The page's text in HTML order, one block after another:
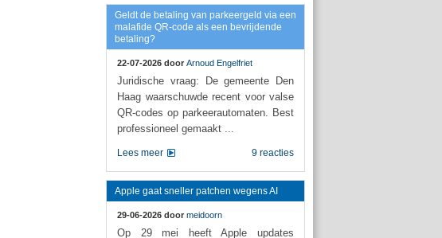
Geldt de betaling van parkeergeld via een
malafide QR-code als een bevrijdende
betaling?
22-07-2026 door Arnoud Engelfriet
Juridische vraag: De gemeente Den
Haag waarschuwde recent voor valse
QR-codes op parkeerautomaten. Best
professioneel gemaakt ...
9 reacties
Lees meer
Apple gaat sneller patchen wegens AI
29-06-2026 door meidoorn
Op 29 mei heeft Apple updates